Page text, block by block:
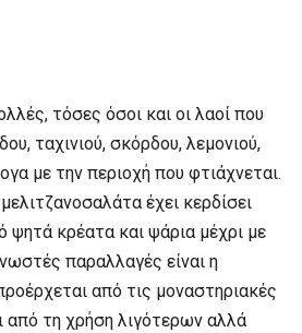
τόσες όσοι και οι λαοί που
ταχινιού, σκόρδου, λεμονιού,
με την περιοχή που φτιάχνεται.
έχει κερδίσει
ψητά κρέατα και ψάρια μέχρι με
παραλλαγές είναι η
από τις μοναστηριακές
από τη χρήση λιγότερων αλλά